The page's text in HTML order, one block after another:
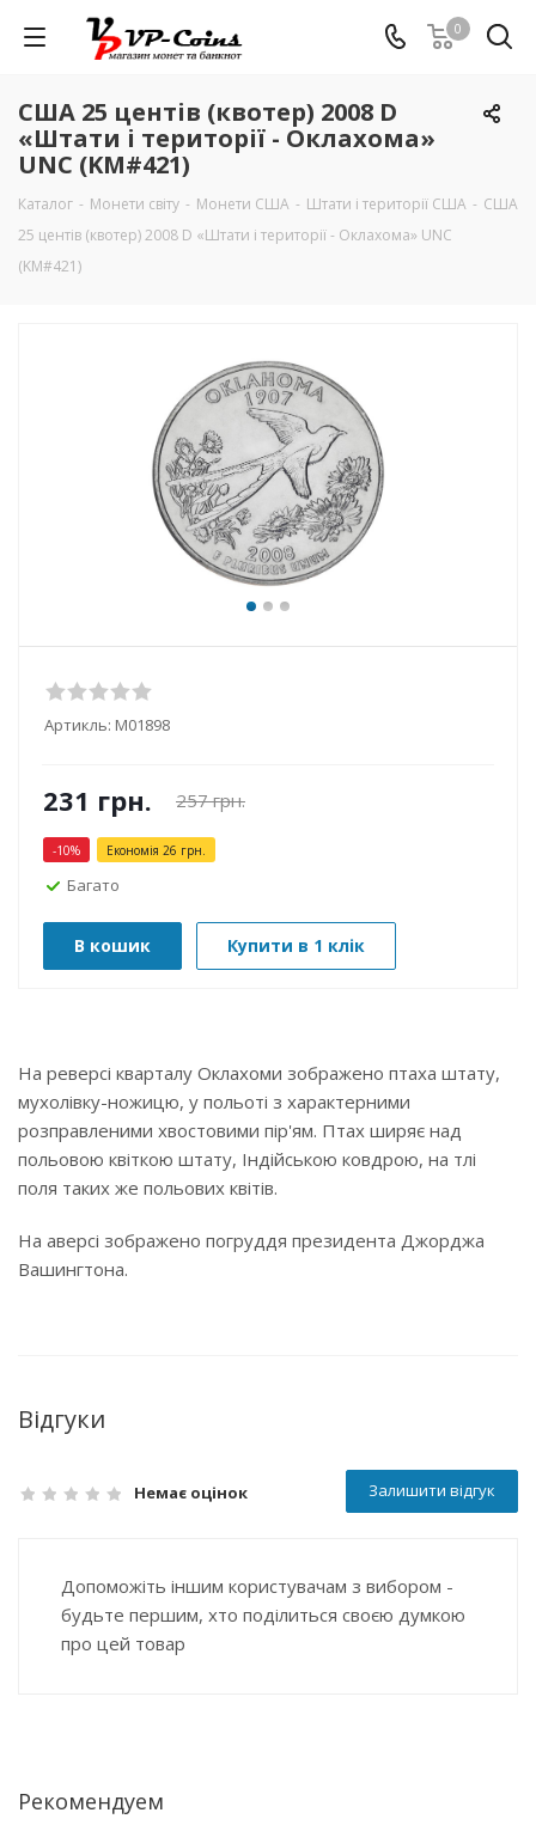
0
США 25 центів (квотер) 2008 D
«Штати і території - Оклахома»
UNC (KM#421)
Каталог - Монети світу - Монети США - Штати і території США - США
25 центів (квотер) 2008 D «Штати і території - Оклахома» UNC
(KM#421)
Артикль: М01898
231 грн. 257грн.
-10% Економія 26 грн.
Багато
В кошик Купити в 1 клік
На реверсі кварталу Оклахоми зображено птаха штату,
мухолівку-ножицю, у польоті з характерними
розправленими хвостовими пір'ям. Птах ширяє над
польовою квіткою штату, Індійською ковдрою, на тлі
поля таких же польових квітів.
На аверсі зображено погруддя президента Джорджа
Вашингтона.
Відгуки
Немає оцінок Залишити відгук
Допоможіть іншим користувачам з вибором -
будьте першим, хто поділиться своєю думкою
про цей товар
Рекомендуем